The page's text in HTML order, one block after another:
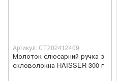
Артикул: СТ202412409
Молоток слюсарний ручка з
скловолокна HAISSER 300 г